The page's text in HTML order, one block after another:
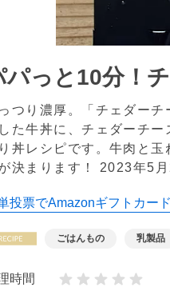
パっと10分！
つり濃厚。「チェダー
た牛丼に、チェダーチ
丼レシピです。牛肉と
決まります！ 2023年5
投票でAmazonギフトカード
ごはんもの 乳製品
時間